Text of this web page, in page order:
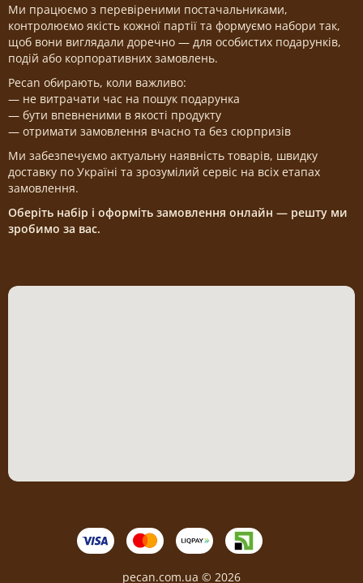
Ми працюємо з перевіреними постачальниками,
контролюємо якість кожної партії та формуємо набори так,
щоб вони виглядали доречно — для особистих подарунків,
подій або корпоративних замовлень.
Pecan обирають, коли важливо:
— не витрачати час на пошук подарунка
— бути впевненими в якості продукту
— отримати замовлення вчасно та без сюрпризів
Ми забезпечуємо актуальну наявність товарів, швидку
доставку по Україні та зрозумілий сервіс на всіх етапах
замовлення.
Оберіть набір і оформіть замовлення онлайн — решту ми
зробимо за вас.
pecan.com.ua © 2026